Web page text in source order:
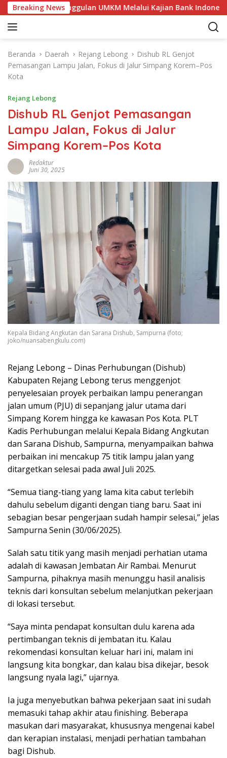
a
Breaking News
Produk Unggulan UMKM Melalui Kajian Bank Indonesia
Beranda Daerah Rejang Lebong
Dishub RL Genjot
Pemasangan Lampu Jalan, Fokus di Jalur Simpang Korem–Pos
Kota
Rejang Lebong
Dishub RL Genjot Pemasangan
Lampu Jalan, Fokus di Jalur
Simpang Korem–Pos Kota
Redaktur
Juni 30, 2025
Kepala Bidang Angkutan dan Sarana Dishub, Sampurna (foto;
joko/nuansabengkulu.com)
Rejang Lebong – Dinas Perhubungan (Dishub)
Kabupaten Rejang Lebong terus menggenjot
penyelesaian proyek perbaikan lampu penerangan
jalan umum (PJU) di sepanjang jalur utama dari
Simpang Korem hingga ke kawasan Pos Kota. PLT
Kadis Perhubungan melalui Kepala Bidang Angkutan
dan Sarana Dishub, Sampurna, menyampaikan bahwa
perbaikan ini mencakup 75 titik lampu jalan yang
ditargetkan selesai pada awal Juli 2025.
“Semua tiang-tiang yang lama kita cabut terlebih
dahulu sebelum diganti dengan tiang baru. Saat ini
sebagian besar pengerjaan sudah hampir selesai,” jelas
Sampurna Senin (30/06/2025).
Salah satu titik yang masih menjadi perhatian utama
adalah di kawasan Jembatan Air Rambai. Menurut
Sampurna, pihaknya masih menunggu hasil analisis
teknis dari konsultan sebelum melanjutkan pekerjaan
di lokasi tersebut.
“Saya minta pendapat konsultan dulu karena ada
pertimbangan teknis di jembatan itu. Kalau
rekomendasi konsultan keluar hari ini, malam ini
langsung kita bongkar, dan kalau bisa dikejar, besok
langsung nyala lagi,” ujarnya.
Ia juga menyebutkan bahwa pekerjaan saat ini sudah
memasuki tahap akhir atau finishing. Beberapa
masukan dari masyarakat, khususnya mengenai kabel
dan kerapian instalasi, menjadi perhatian tambahan
bagi Dishub.